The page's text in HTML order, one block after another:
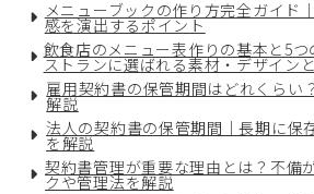
メニューブックの作り方完全ガイド
感を演出するポイント
飲食店のメニュー表作りの基本と5
ストランに選ばれる素材・デザイン
雇用契約書の保管期間はどれくらい
解説
法人の契約書の保管期間｜長期に保
を解説
契約書管理が重要な理由とは？不備
クや管理法を解説